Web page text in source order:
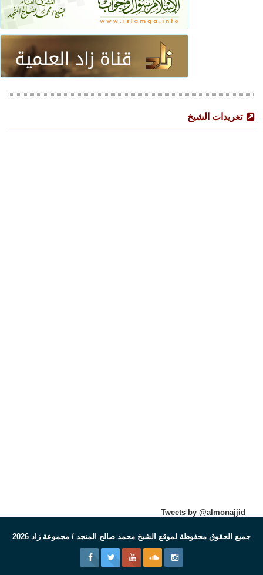
تغريدات الشيخ
Tweets by @almonajjid
جميع الحقوق محفوظة لموقع الشيخ محمد صالح المنجد / مجموعة زاد 2026